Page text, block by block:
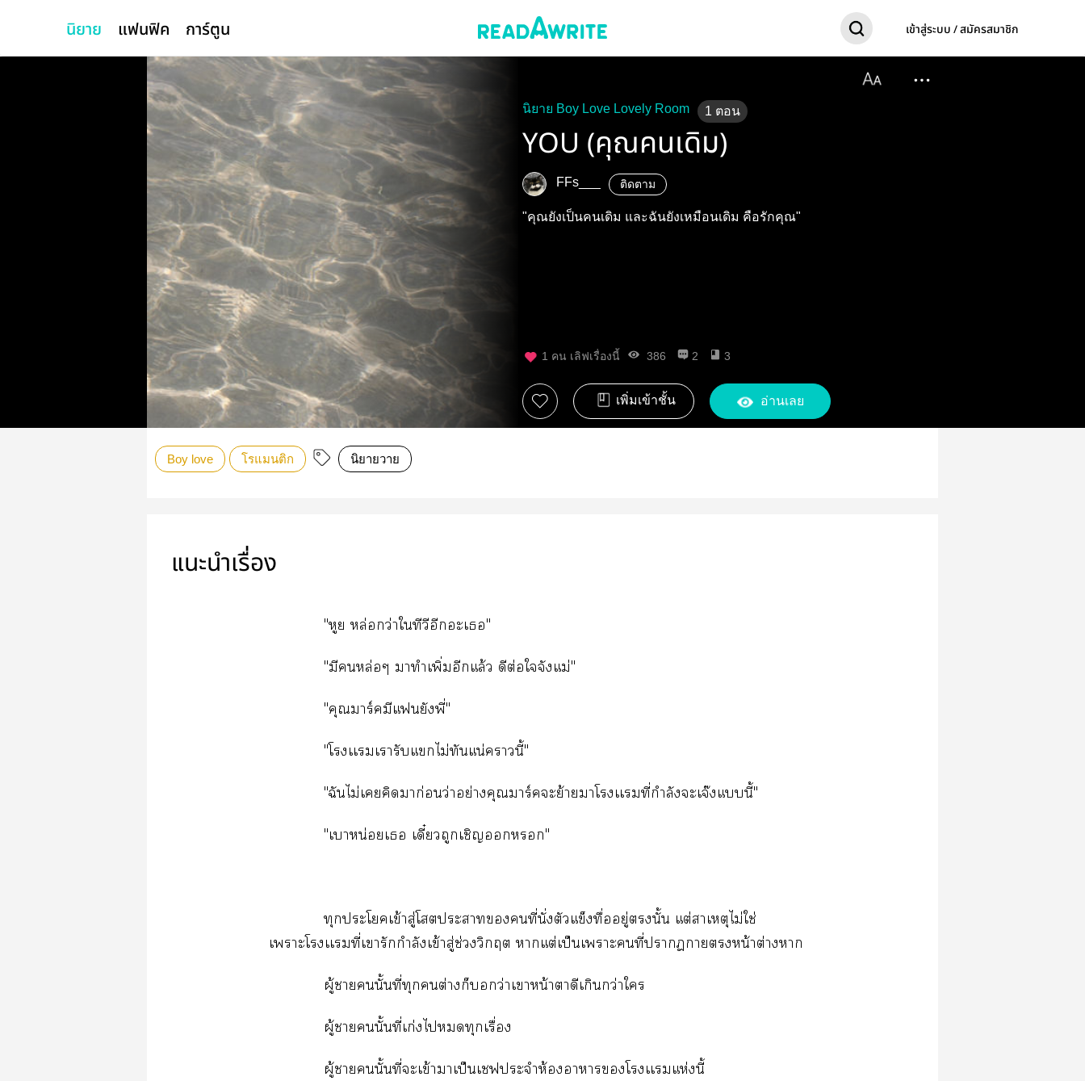
นิยาย แฟนฟิค การ์ตูน เข้าสู่ระบบ / สมัครสมาชิก
นิยาย Boy Love Lovely Room 1 ตอน
YOU (คุณคนเดิม)
FFs___ ติดตาม
"คุณยังเป็นคนเดิม และฉันยังเหมือนเดิม คือรักคุณ"
1 คน เลิฟเรื่องนี้ 386 2 3
เพิ่มเข้าชั้น อ่านเลย
Boy love โรแมนติก นิยายวาย
แนะนำเรื่อง
"หูย หล่อกว่าใทีวีอีกอะเ"
"มีหล่อๆ มาทำเพิ่มอีกแล้ว ดีต่อใจังแม่"
"คุณมาร์คมีแยังพี่"
"โเเเารับแไม่ทันแน่านี้"
"ฉันไม่เคิดมาก่อนว่าอย่างคุณมาร์คะย้ายาโเเที่กำลังะเจ๊งแนี้"
"เาหน่อยเ เดี๋ยวถูกเชิญ"
ทุกะโเข้าสู่โะาคนที่นั่งตัวแข็งทื่ออยู่นั้น แต่สาเหตุไม่ใช่
เาะโเเที่เารักกำลังเข้าสู่ช่วงวิกฤต าแต่เป็นเาะคนที่าาหน้าต่างา
ผู้านั้นที่ทุกต่างก็ว่าเาหน้าตาดีเกินกว่าใ
ผู้านั้นที่เก่งไทุกเรื่อง
ผู้านั้นที่จะเข้าาเป็นเชฟประจำห้องาาโเเแห่งนี้